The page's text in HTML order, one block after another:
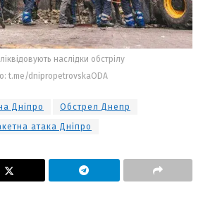
наслідки обстрілу
t.me/dnipropetrovskaODA
Дніпро
Обстрел Днепр
атака Дніпро